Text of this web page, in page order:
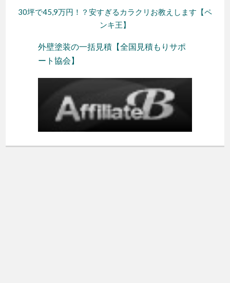
30坪で45,9万円！？安すぎるカラクリお教えします【ペ
ンキ王】
外壁塗装の一括見積【全国見積もりサポ
ート協会】